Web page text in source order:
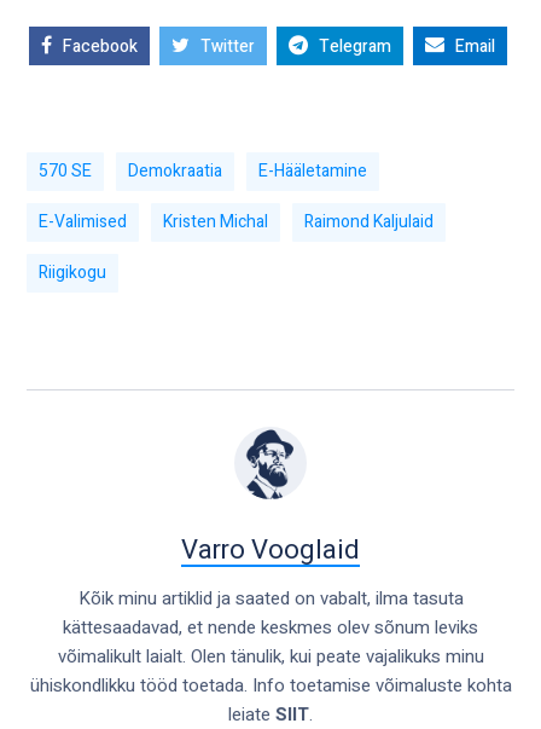
Facebook Twitter Telegram Email
570 SE Demokraatia
E-Hääletamine
E-Valimised
Kristen Michal
Raimond Kaljulaid
Riigikogu
Varro Vooglaid
Kõik minu artiklid ja saated on vabalt, ilma tasuta
kättesaadavad, et nende keskmes olev sõnum leviks
võimalikult laialt. Olen tänulik, kui peate vajalikuks minu
ühiskondlikku tööd toetada. Info toetamise võimaluste kohta
leiate SIIT.